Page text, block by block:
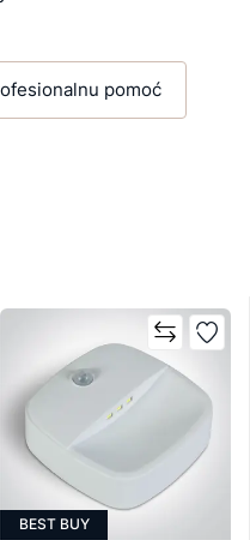
pomoć
BEST BUY